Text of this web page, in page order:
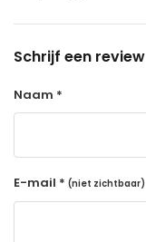
Schrijf een review
Naam *
E-mail * (niet zichtbaar)